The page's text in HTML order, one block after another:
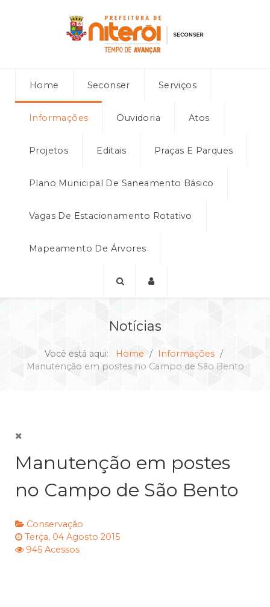
Home Seconser Serviços
Informações Ouvidoria Atos
Projetos Editais Praças E Parques
Plano Municipal De Saneamento Básico
Vagas De Estacionamento Rotativo
Mapeamento De Árvores
Notícias
Você está aqui: Home
Informações
Manutenção em postes no Campo de São Bento
Manutenção em postes
no Campo de São Bento
Conservação
Terça, 04 Agosto 2015
945 Acessos